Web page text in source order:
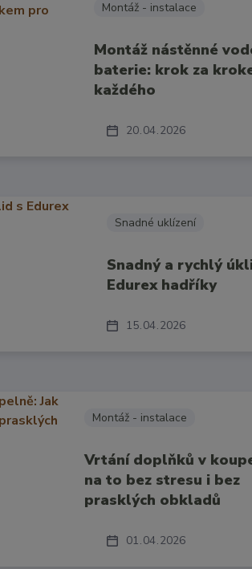
20 04 2026
Montáž - instalace
Montáž nástěnné
baterie: krok za
každého
15 04 2026
Snadné uklízení
Snadný a rychlý
Edurex hadříky
01 04 2026
Montáž - instalace
Vrtání doplňků v
na to bez stresu i bez
prasklých obkladů